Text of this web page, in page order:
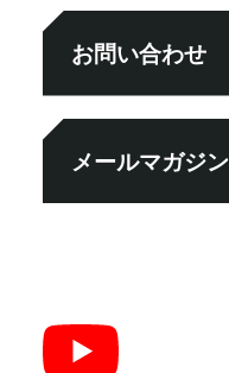
お問い合わせ
メールマガジン